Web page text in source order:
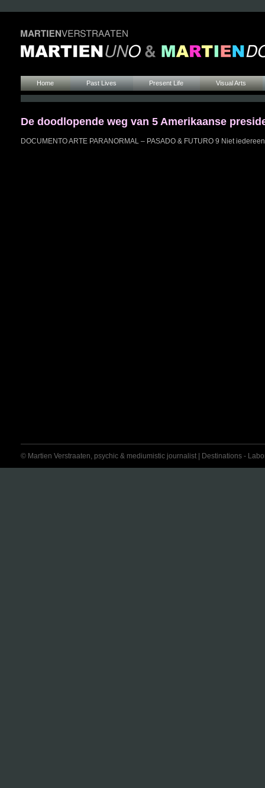
Home Past Lives Present Life Visual Arts
De doodlopende weg van 5 Amerikaanse
DOCUMENTO ARTE PARANORMAL – PASADO & FUTURO 9 Niet
© Martien Verstraaten, psychic & mediumistic journalist | Destinations -